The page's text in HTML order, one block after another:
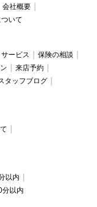
会社概要
いて
ービス
保険の相談
来店予約
タッフブログ
以内
分以内